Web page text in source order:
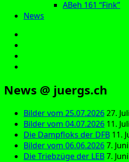
ABeh 161 “Fink”
News
News @ juergs.ch
Bilder vom 25.07.202627.
Bilder vom 04.07.2026 11.
Die Dampfloks der DFB 11.
Bilder vom 06.06.20267.
Die Triebzüge der LEB7.